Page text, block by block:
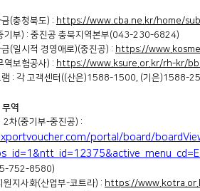
(충청북도) : https://www.cba.ne.kr/home/
기부) : 중진공 충북지역본부(043-230-6824)
(일시적 경영애로)(중진공) : https://
역보험공사) : https://www.ksure.or.kr/rh-kr/
: 각 고객센터 ((산은)1588-1500, (기은)1588-
무역
2차(중기부-중진공) :
portal/board/
752-8580)
원지사화(산업부-코트라) : https://